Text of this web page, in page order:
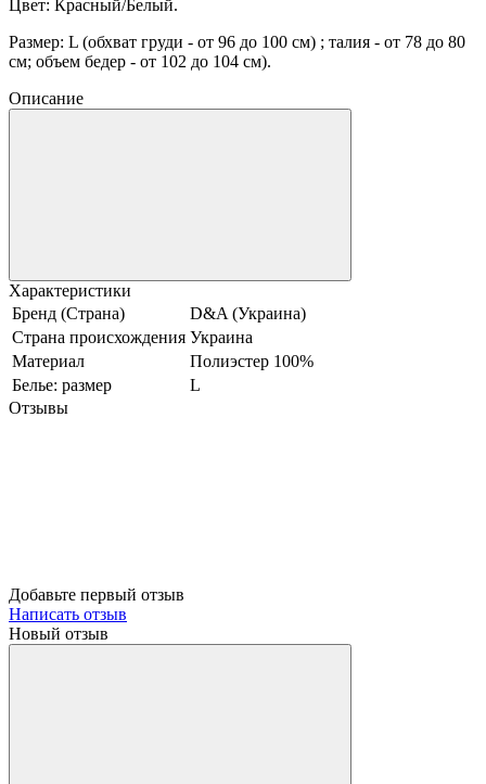
Цвет: Красный/Белый.
Размер: L (обхват груди - от 96 до 100 см) ; талия - от 78 до 80
см; объем бедер - от 102 до 104 см).
Описание
Характеристики
Бренд (Страна)
D&A (Украина)
Страна происхождения Украина
Материал
Полиэстер 100%
Белье: размер
L
Отзывы
Добавьте первый отзыв
Написать отзыв
Новый отзыв